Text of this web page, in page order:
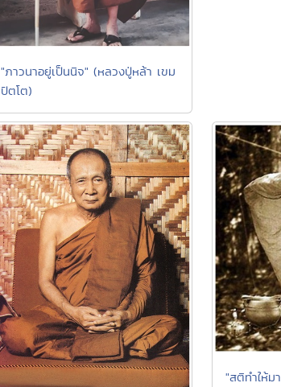
"ภาวนาอยู่เป็นนิจ" (หลวงปู่หล้า เขม
ปัตโต)
"สติทำให้